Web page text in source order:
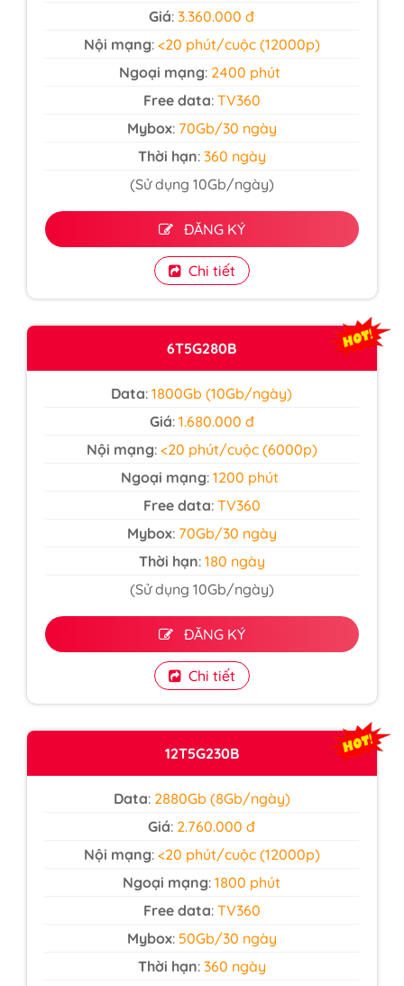
Giá:3.360.000 đ
Nội mạng: <20 phút/cuộc (12000p)
Ngoại mạng: 2400 phút
Free data: TV360
Mybox: 70Gb/30 ngày
Thời hạn:360 ngày
(Sử dụng 10Gb/ngày)
ĐĂNG KÝ
Chi tiết
6T5G280B
Data: 1800Gb (10Gb/ngày)
Giá: 1.680.000 đ
Nội mạng: <20 phút/cuộc (6000p)
Ngoại mạng: 1200 phút
Free data: TV360
Mybox: 70Gb/30 ngày
Thời hạn:180 ngày
(Sử dụng 10Gb/ngày)
ĐĂNG KÝ
Chi tiết
12T5G230B
Data:2880Gb (8Gb/ngày)
Giá: 2.760.000 đ
Nội mạng: <20 phút/cuộc (12000p)
Ngoại mạng: 1800 phút
Free data: TV360
Mybox: 50Gb/30 ngày
Thời hạn:360 ngày